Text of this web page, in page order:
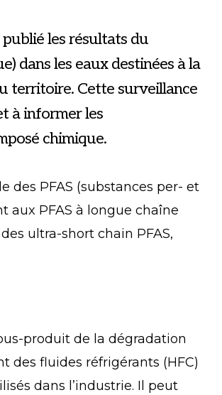
les résultats du
dans les eaux destinées à la
territoire. Cette surveillance
à informer les
chimique.
des PFAS (substances per- et
aux PFAS à longue chaîne
ultra-short chain PFAS,
produit de la dégradation
des fluides réfrigérants (HFC)
dans l’industrie. Il peut